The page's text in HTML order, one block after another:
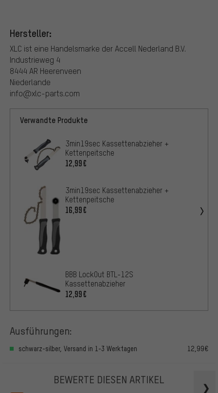
Hersteller:
XLC ist eine Handelsmarke der Accell Nederland B.V.
Industrieweg 4
8444 AR Heerenveen
Niederlande
info@xlc-parts.com
Verwandte Produkte
3min19sec Kassettenabzieher +
Kettenpeitsche
12,99€
3min19sec Kassettenabzieher +
Kettenpeitsche
16,99€
BBB LockOut BTL-12S
Kassettenabzieher
12,99€
Ausführungen:
schwarz-silber, Versand in 1-3 Werktagen 12,99€
BEWERTE DIESEN ARTIKEL